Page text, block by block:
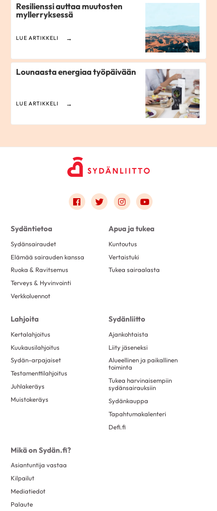
Resilienssi auttaa muutosten
myllerryksessä
LUE ARTIKKELI
Lounaasta energiaa työpäivään
LUE ARTIKKELI
Link to facebook
Link to twitter
Link to instagram
Link to youtube
Sydäntietoa
Sydänsairaudet
Elämää sairauden kanssa
Ruoka & Ravitsemus
Terveys & Hyvinvointi
Verkkoluennot
Apua ja tukea
Kuntoutus
Vertaistuki
Tukea sairaalasta
Lahjoita
Kertalahjoitus
Kuukausilahjoitus
Sydän-arpajaiset
Testamenttilahjoitus
Juhlakeräys
Muistokeräys
Sydänliitto
Ajankohtaista
Liity jäseneksi
Alueellinen ja paikallinen
toiminta
Tukea harvinaisempiin
sydänsairauksiin
Sydänkauppa
Tapahtumakalenteri
Defi.fi
Mikä on Sydän.fi?
Asiantuntija vastaa
Kilpailut
Mediatiedot
Palaute